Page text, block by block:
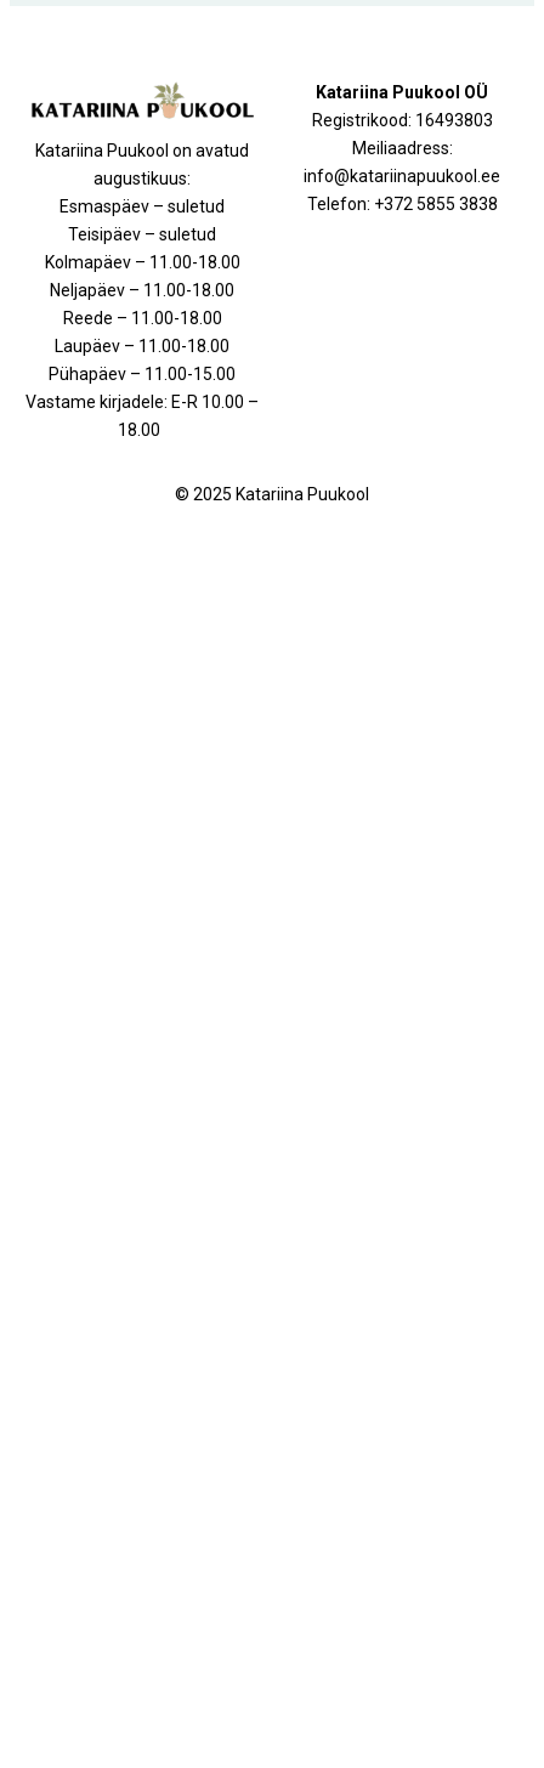
Katariina Puukool on avatud
augustikuus:
Esmaspäev – suletud
Teisipäev – suletud
Kolmapäev – 11.00-18.00
Neljapäev – 11.00-18.00
Reede – 11.00-18.00
Laupäev – 11.00-18.00
Pühapäev – 11.00-15.00
Vastame kirjadele: E-R 10.00 –
18.00
Katariina Puukool OÜ
Registrikood: 16493803
Meiliaadress:
info@katariinapuukool.ee
Telefon: +372 5855 3838
© 2025 Katariina Puukool